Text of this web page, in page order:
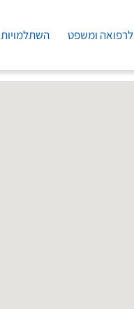
ומשפט השתלמויות